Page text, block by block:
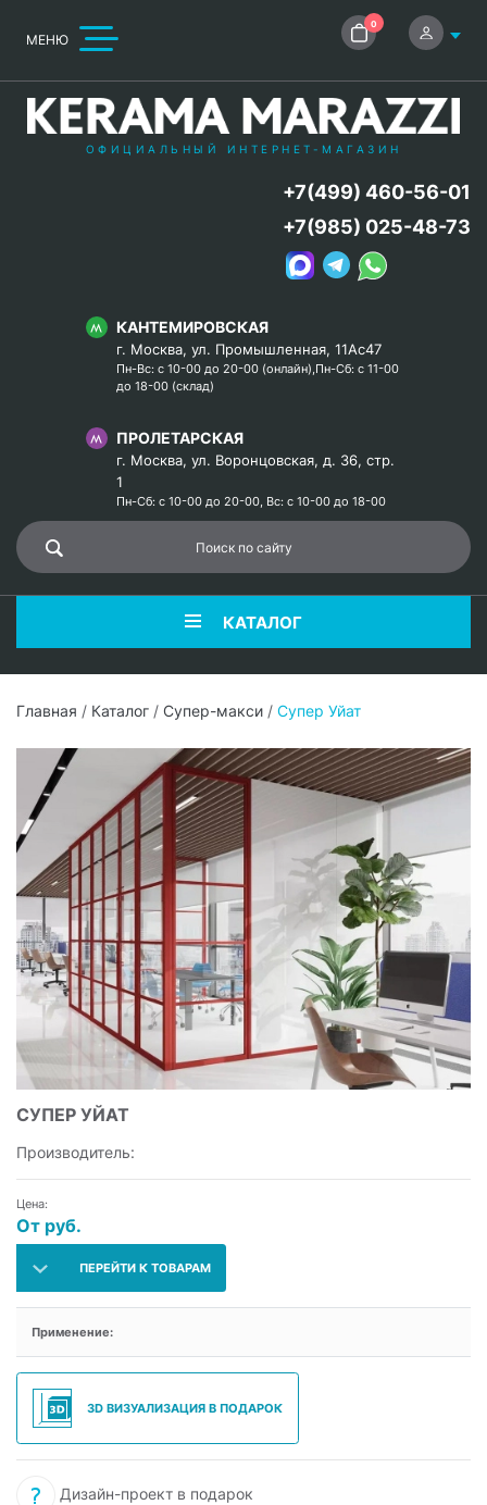
МЕНЮ
0
ОФИЦИАЛЬНЫЙ ИНТЕРНЕТ-МАГАЗИН
КАНТЕМИРОВСКАЯ
г. Москва, ул. Промышленная, 11Ас47
Пн-Вс: с 10-00 до 20-00 (онлайн),Пн-Сб: с 11-00
до 18-00 (склад)
ПРОЛЕТАРСКАЯ
г. Москва, ул. Воронцовская, д. 36, стр.
1
Пн-Сб: с 10-00 до 20-00, Вс: с 10-00 до 18-00
+7(499) 460-56-01
+7(985) 025-48-73
КАТАЛОГ
Главная / Каталог / Супер-макси / Супер Уйат
СУПЕР УЙАТ
Производитель:
Цена:
От руб.
ПЕРЕЙТИ К ТОВАРАМ
Применение:
3D ВИЗУАЛИЗАЦИЯ В ПОДАРОК
Дизайн-проект в подарок